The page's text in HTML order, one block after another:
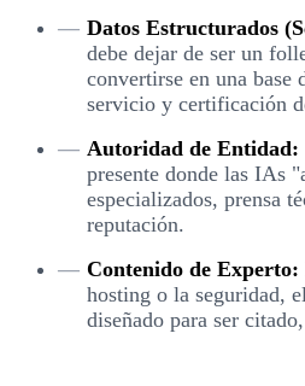
Datos Estructurados
debe dejar de ser un
convertirse en una base
servicio y certificación
Autoridad de Entidad:
presente donde las IAs
especializados, prensa
reputación.
Contenido de Experto:
hosting o la seguridad,
diseñado para ser